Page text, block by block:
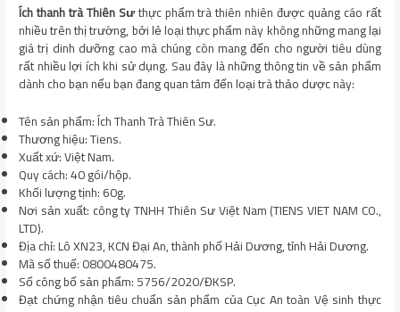
Ích thanh tràThiên Sưthực phẩm trà thiên nhiên được quảng cáo rất
nhiều trên thị trường, bởi lẻ loại thực phẩm này không những mang lại
giá trị dinh dưỡng cao mà chúng còn mang đến cho người tiêu dùng
rất nhiều lợi ích khi sử dụng. Sau đây là những thông tin về sản phẩm
dành cho bạn nếu bạn đang quan tâm đến loại trà thảo dược này:
Tên sản phẩm: Ích Thanh Trà Thiên Sư.
Thương hiệu: Tiens.
Xuất xứ: Việt Nam.
Quy cách: 40 gói/hộp.
Khối lượng tịnh: 60g.
Nơi sản xuất: công ty TNHH Thiên Sư Việt Nam (TIENS VIET NAM CO.,
LTD).
Địa chỉ: Lô XN23, KCN Đại An, thành phố Hải Dương, tỉnh Hải Dương.
Mã số thuế: 0800480475.
Số công bố sản phẩm: 5756/2020/ĐKSP.
Đạt chứng nhận tiêu chuẩn sản phẩm của Cục An toàn Vệ sinh thực